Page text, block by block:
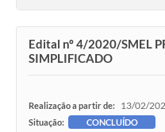
Edital nº 4/2020/SMEL
SIMPLIFICADO
Realização a partir de: 13/02/
Situação: CONCLUÍDO